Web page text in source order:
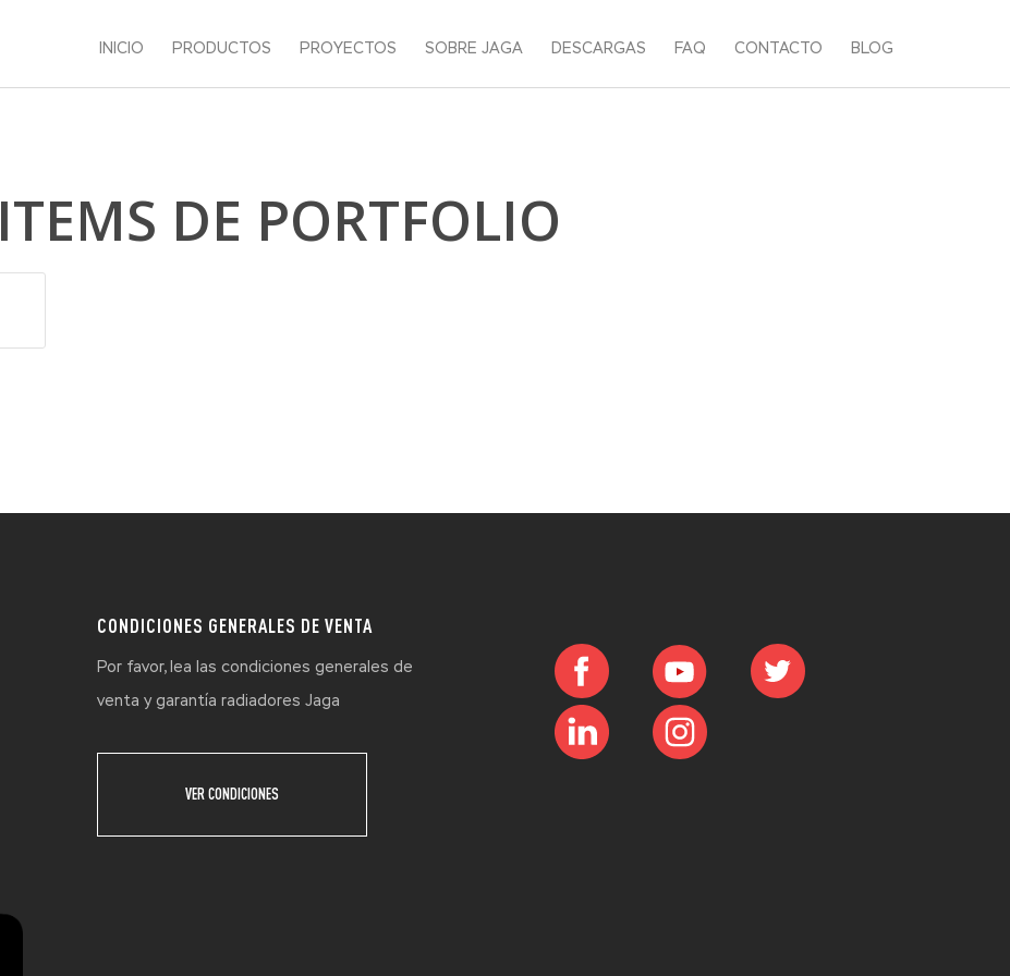
INICIO PRODUCTOS PROYECTOS SOBRE JAGA DESCARGAS FAQ CONTACTO BLOG
ITEMS DE PORTFOLIO
CONDICIONES GENERALES DE VENTA
Por favor, lea las condiciones generales de
venta y garantía radiadores Jaga
VER CONDICIONES